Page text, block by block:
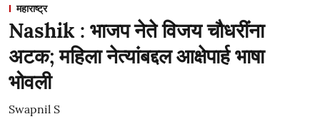
महाराष्ट्र
Nashik : भाजप नेते विजय चौधरींना
अटक; महिला नेत्यांबद्दल आक्षेपार्ह भाषा
भोवली
Swapnil S